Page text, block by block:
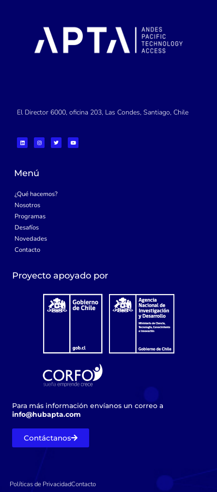
El Director 6000, oficina 203, Las Condes, Santiago, Chile
L
i
n
i
n
I
n
s
a
m
T
w
i
Y
o
u
Menú
¿Qué hacemos?
Nosotros
Programas
Desafíos
Novedades
Contacto
Proyecto apoyado por
Para más información envíanos un correo a
info@hubapta.com
Contáctanos
Políticas de PrivacidadContacto